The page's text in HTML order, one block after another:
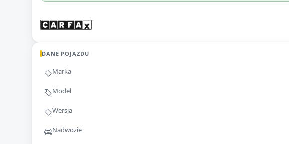
DANE POJAZDU
Marka
Model
Wersja
Nadwozie